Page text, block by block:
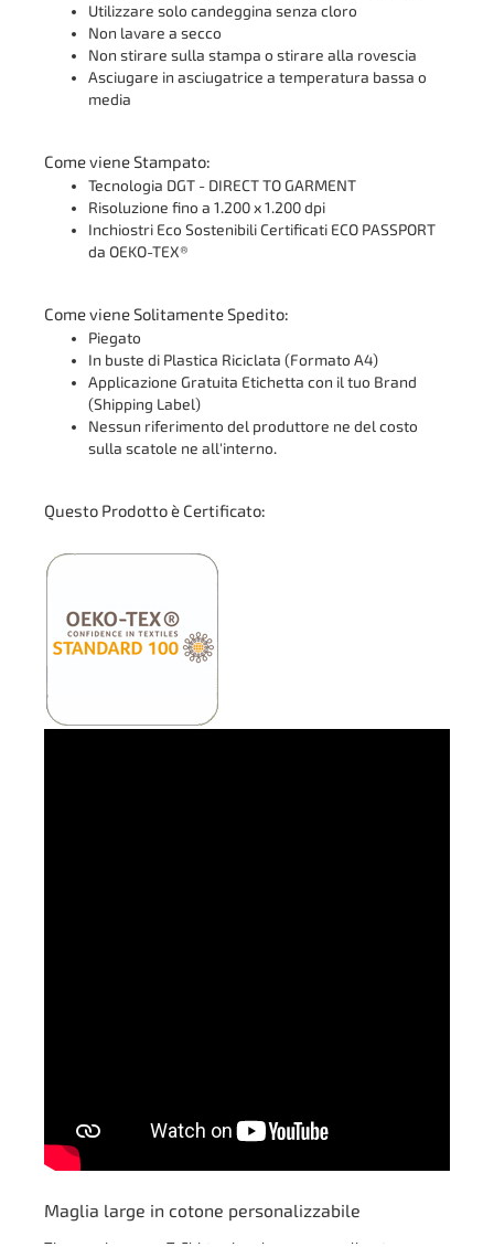
Utilizzare solo candeggina senza cloro
Non lavare a secco
Non stirare sulla stampa o stirare alla rovescia
Asciugare in asciugatrice a temperatura bassa o
media
Come viene Stampato:
Tecnologia DGT - DIRECT TO GARMENT
Risoluzione fino a 1.200 x 1.200 dpi
Inchiostri Eco Sostenibili Certificati ECO PASSPORT
da OEKO-TEX®
Come viene Solitamente Spedito:
Piegato
In buste di Plastica Riciclata (Formato A4)
Applicazione Gratuita Etichetta con il tuo Brand
(Shipping Label)
Nessun riferimento del produttore ne del costo
sulla scatole ne all'interno.
Questo Prodotto è Certificato:
Maglia large in cotone personalizzabile